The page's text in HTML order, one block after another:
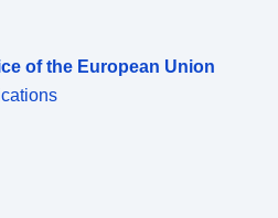
of the European Union